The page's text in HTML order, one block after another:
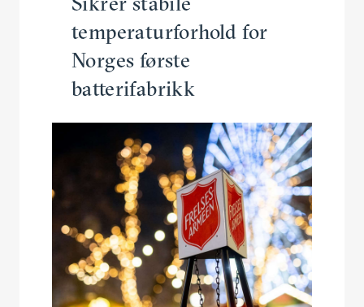
temperaturforhold for
Norges første
batterifabrikk